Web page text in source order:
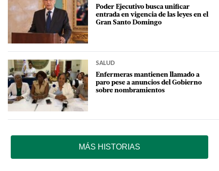
Poder Ejecutivo busca unificar
entrada en vigencia de las leyes en el
Gran Santo Domingo
SALUD
Enfermeras mantienen llamado a
paro pese a anuncios del Gobierno
sobre nombramientos
MÁS HISTORIAS